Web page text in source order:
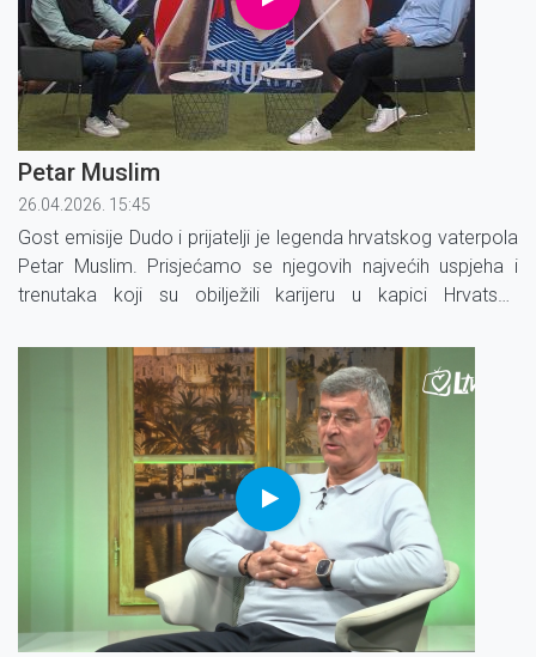
Petar Muslim
26.04.2026. 15:45
Gost emisije Dudo i prijatelji je legenda hrvatskog vaterpola
Petar Muslim. Prisjećamo se njegovih najvećih uspjeha i
trenutaka koji su obilježili karijeru u kapici Hrvatske